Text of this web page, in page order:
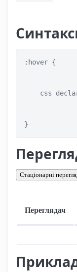
:hover {
css
}
Стаціонарні
Переглядач